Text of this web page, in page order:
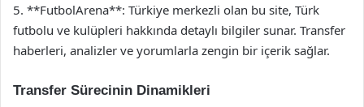
5. **FutbolArena**: Türkiye merkezli olan bu site, Türk
futbolu ve kulüpleri hakkında detaylı bilgiler sunar. Transfer
haberleri, analizler ve yorumlarla zengin bir içerik sağlar.
Transfer Sürecinin Dinamikleri